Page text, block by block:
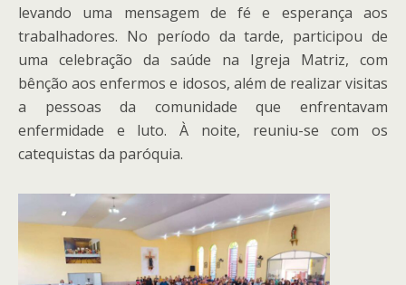
levando uma mensagem de fé e esperança aos
trabalhadores. No período da tarde, participou de
uma celebração da saúde na Igreja Matriz, com
bênção aos enfermos e idosos, além de realizar visitas
a pessoas da comunidade que enfrentavam
enfermidade e luto. À noite, reuniu-se com os
catequistas da paróquia.